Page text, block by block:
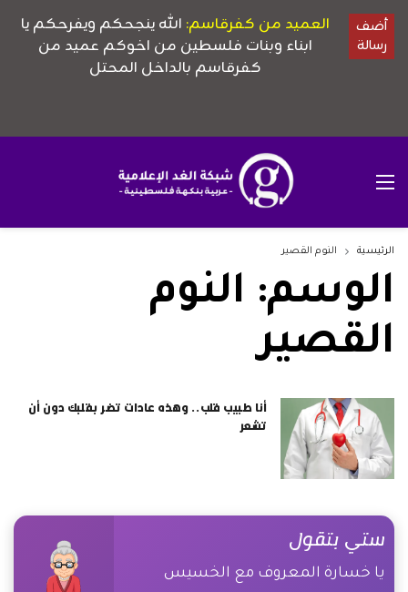
الرئيسية النوم القصير
الوسم: النوم
القصير
أنا طبيب قلب.. وهذه عادات تضر بقلبك دون أن
تشعر
ستي بتقول
يا خسارة المعروف مع الخسيس